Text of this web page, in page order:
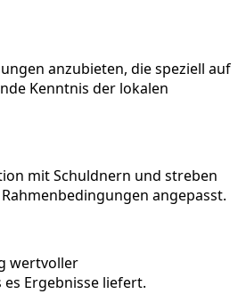
anzubieten, die speziell auf
Kenntnis der lokalen
mit Schuldnern und streben
angepasst.
wertvoller
Ergebnisse liefert.